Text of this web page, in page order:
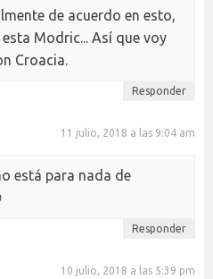
de acuerdo en esto,
Modric... Así que voy
Croacia.
Responder
11 julio, 2018 a las 9:04 am
está para nada de
Responder
10 julio, 2018 a las 5:39 pm